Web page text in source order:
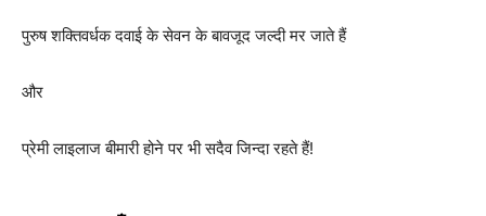
पुरुष शक्तिवर्धक दवाई के सेवन के बावजूद जल्दी मर जाते हैं
और
प्रेमी लाइलाज बीमारी होने पर भी सदैव जिन्दा रहते हैं!